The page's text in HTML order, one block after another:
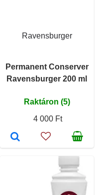
Ravensburger
Permanent Conserver
Ravensburger 200 ml
Raktáron (5)
4 000 Ft